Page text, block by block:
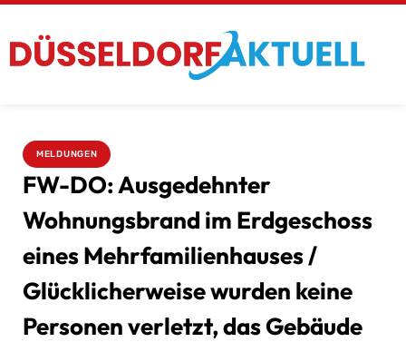
MELDUNGEN
FW-DO: Ausgedehnter
Wohnungsbrand im Erdgeschoss
eines Mehrfamilienhauses /
Glücklicherweise wurden keine
Personen verletzt, das Gebäude